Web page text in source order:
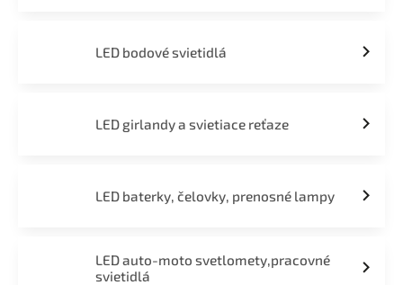
LED bodové svietidlá
LED girlandy a svietiace reťaze
LED baterky, čelovky, prenosné lampy
LED auto-moto svetlomety,pracovné
svietidlá